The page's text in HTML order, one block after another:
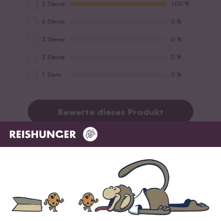
5 Sterne 100 %
4 Sterne 0 %
3 Sterne 0 %
2 Sterne 0 %
1 Stern 0 %
Bewerte dieses Produkt
Höchste Bewertung Niedrigste Bewertung